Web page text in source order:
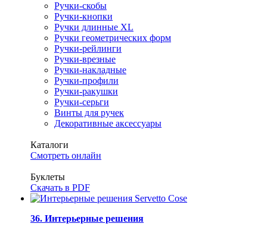
Ручки-скобы
Ручки-кнопки
Ручки длинные XL
Ручки геометрических форм
Ручки-рейлинги
Ручки-врезные
Ручки-накладные
Ручки-профили
Ручки-ракушки
Ручки-серьги
Винты для ручек
Декоративные аксессуары
Каталоги
Смотреть онлайн
Буклеты
Скачать в PDF
36. Интерьерные решения